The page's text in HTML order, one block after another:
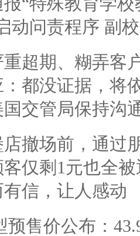
动问责程序 副
超期、糊弄客
都没证据，将
国交管局保持沟
撤场前，通过
仅剩1元也全
信，让人感动
预售价公布：